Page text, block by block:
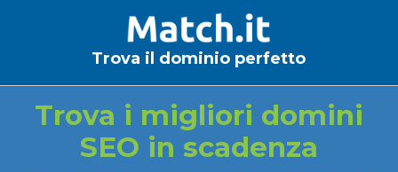
Trova il dominio perfetto
Trova i migliori domini
SEO in scadenza